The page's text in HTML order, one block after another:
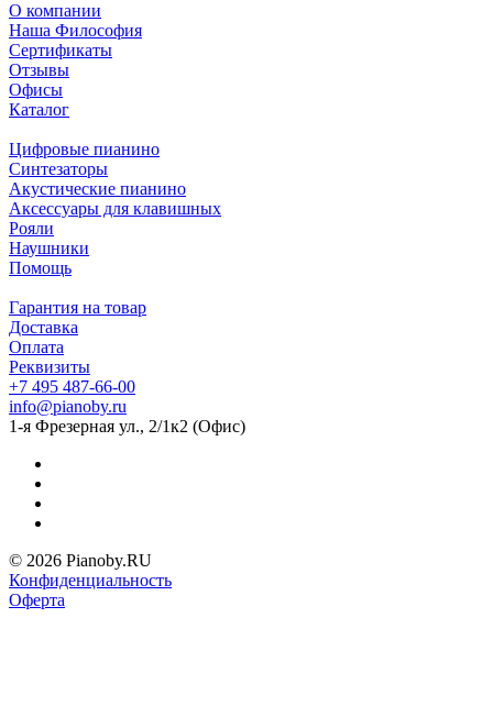
О компании
Наша Философия
Сертификаты
Отзывы
Офисы
Каталог
Цифровые пианино
Синтезаторы
Акустические пианино
Аксессуары для клавишных
Рояли
Наушники
Помощь
Гарантия на товар
Доставка
Оплата
Реквизиты
+7 495 487-66-00
info@pianoby.ru
1-я Фрезерная ул., 2/1к2 (Офис)
© 2026 Pianoby.RU
Конфиденциальность
Оферта